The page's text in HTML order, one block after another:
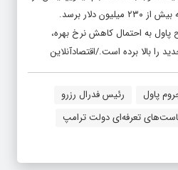
بازار مشتقات طی یک ساعت به بیش از ۲۳۰ میلیون دلار برسد.
پاول به احتمال کاهش نرخ بهره،
را بالا برده است./اقتصادآنلاین
پاول
رئیس فدرال رزرو
تعرفه‌ای دولت ترامپ